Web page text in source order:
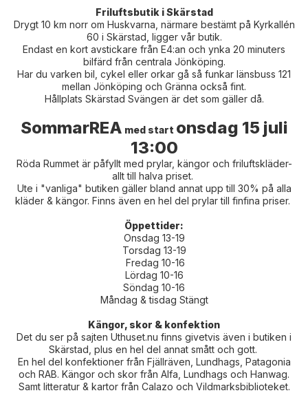
Friluftsbutik i Skärstad
Drygt 10 km norr om Huskvarna, närmare bestämt på Kyrkallén
60 i Skärstad, ligger vår butik.
Endast en kort avstickare från E4:an och ynka 20 minuters
bilfärd från centrala Jönköping.
Har du varken bil, cykel eller orkar gå så funkar länsbuss 121
mellan Jönköping och Gränna också fint.
Hållplats Skärstad Svängen är det som gäller då.
SommarREA med start onsdag 15 juli
13:00
Röda Rummet är påfyllt med prylar, kängor och friluftskläder-
allt till halva priset.
Ute i "vanliga" butiken gäller bland annat upp till 30% på alla
kläder & kängor. Finns även en hel del prylar till finfina priser.
Öppettider:
Onsdag 13-19
Torsdag 13-19
Fredag 10-16
Lördag 10-16
Söndag 10-16
Måndag & tisdag Stängt
Kängor, skor & konfektion
Det du ser på sajten Uthuset.nu finns givetvis även i butiken i
Skärstad, plus en hel del annat smått och gott.
En hel del konfektioner från Fjällräven, Lundhags, Patagonia
och RAB. Kängor och skor från Alfa, Lundhags och Hanwag.
Samt litteratur & kartor från Calazo och Vildmarksbiblioteket.